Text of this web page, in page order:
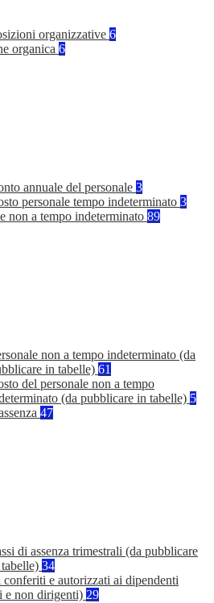
organizzative 6
organica 6
annuale del personale 3
personale tempo indeterminato 3
non a tempo indeterminato 89
non a tempo indeterminato (da
in tabelle) 61
del personale non a tempo
(da pubblicare in tabelle) 5
47
di assenza trimestrali (da pubblicare
34
e autorizzati ai dipendenti
e non dirigenti) 29